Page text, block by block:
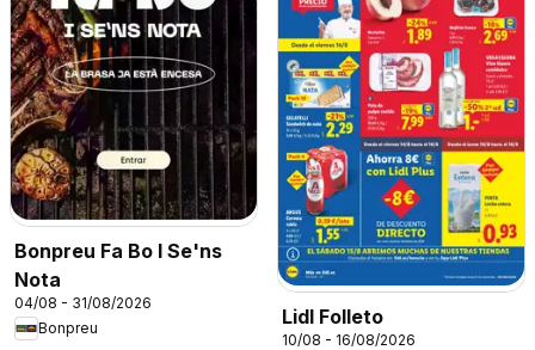
Bonpreu Fa Bo I Se'ns
Nota
04/08 - 31/08/2026
Bonpreu
Lidl Folleto
10/08 - 16/08/2026